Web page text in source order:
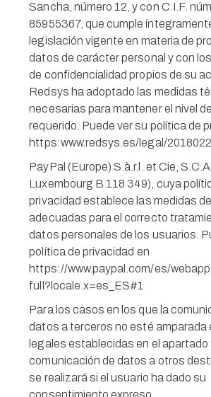
Sancha, número 12, y con C.I.F.
85955367, que cumple
legislación vigente en materia de
datos de carácter personal y con
de confidencialidad propios de su
Redsys ha adoptado las medidas
necesarias para mantener el nivel
requerido. Puede ver su política de
https:www.redsys.es/legal/
PayPal (Europe) S.à.r.l. et Cie,
Luxembourg B 118 349), cuya
privacidad establece las medidas
adecuadas para el correcto
datos personales de los usuarios.
política de privacidad en
https://www.paypal.com/es/
full?locale.x=es_ES#1
Para los casos en los que la
datos a terceros no esté amparada
legales establecidas en el apartado
comunicación de datos a otros
se realizará si el usuario ha dado su
consentimiento expreso.